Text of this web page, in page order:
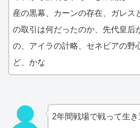
産の黒幕、カーンの存在、ガレス
の取引は何だったのか、先代皇后
の、アイラの計略、セネビアの野
ど、かな
2年間戦場で戦って生